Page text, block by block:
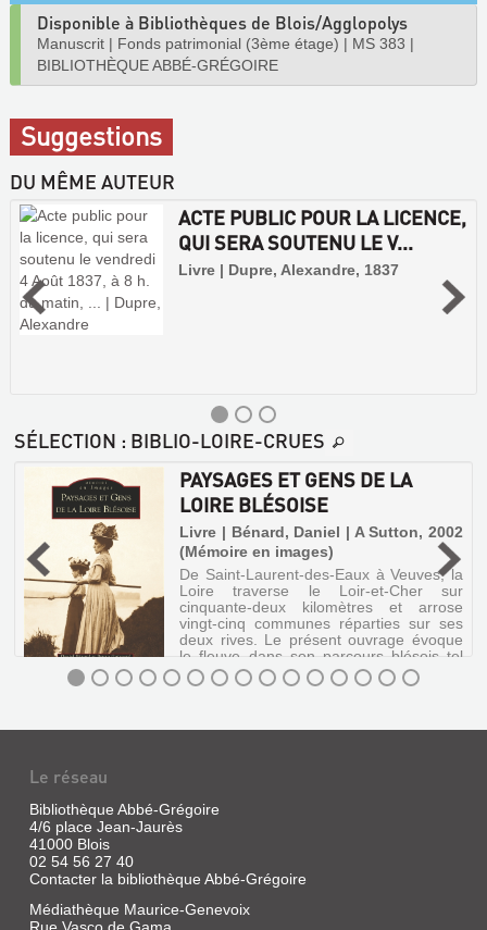
Disponible à Bibliothèques de Blois/Agglopolys
Manuscrit | Fonds patrimonial (3ème étage) | MS 383 |
BIBLIOTHÈQUE ABBÉ-GRÉGOIRE
Suggestions
DU MÊME AUTEUR
ACTE PUBLIC POUR LA LICENCE,
QUI SERA SOUTENU LE V...
Livre | Dupre, Alexandre, 1837
ACTE
SÉLECTION : BIBLIO-LOIRE-CRUES
PAYSAGES ET GENS DE LA
LOIRE BLÉSOISE
Livre | Bénard, Daniel | A Sutton, 2002
(Mémoire en images)
De Saint-Laurent-des-Eaux à Veuves, la
Loire traverse le Loir-et-Cher sur
cinquante-deux kilomètres et arrose
vingt-cinq communes réparties sur ses
deux rives. Le présent ouvrage évoque
le fleuve dans son parcours blésois tel
qu'i...
GENS
LA
LOIRE
BLÉSOISE
|
Le réseau
Bibliothèque Abbé-Grégoire
4/6 place Jean-Jaurès
41000 Blois
02 54 56 27 40
Contacter la bibliothèque Abbé-Grégoire
Médiathèque Maurice-Genevoix